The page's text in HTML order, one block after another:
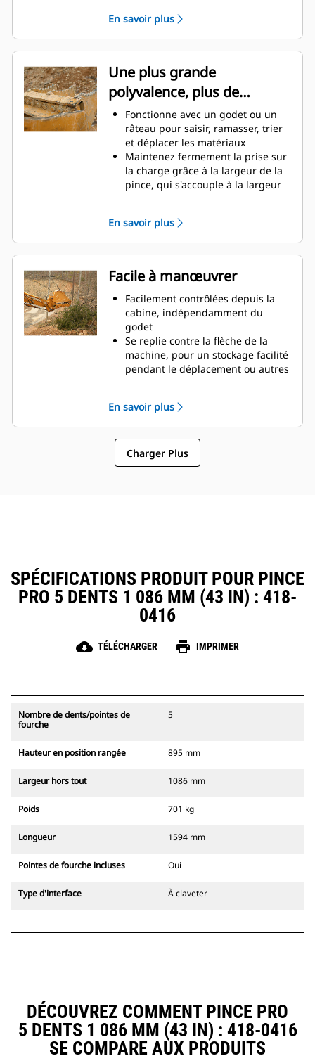
Réalisez des travaux au-dessous
du niveau du sol ou des travaux
verticaux en toute facilité.
Augmentez la productivité de
votre machine, de l'excavation à la
manutention de matériaux
En savoir plus
Une plus grande
polyvalence, plus de
productivité
Fonctionne avec un godet ou un
râteau pour saisir, ramasser, trier
et déplacer les matériaux
Maintenez fermement la prise sur
la charge grâce à la largeur de la
pince, qui s'accouple à la largeur
pince et le godet ou râteau grâce à
la courbure unique et la denture
de la pince
Obtenez les pinces les plus
appropriées à vos applications.
Avec quatre configurations de
dents, sélectionnez la meilleure
option, pour une préhension
complète ou le repli de la flèche
lors du transport.
La gestion de plusieurs
d'attache. Il est recommandé de
sélectionner des modèles de
pinces compatibles avec les
attaches à accouplement par axes
Cat, ce qui permet un partage des
En savoir plus
Facile à manœuvrer
Facilement contrôlées depuis la
cabine, indépendamment du
godet
Se replie contre la flèche de la
machine, pour un stockage facilité
pendant le déplacement ou autres
maintenance et du
fonctionnement général font des
pinces un accessoire plus simple
et au coût d'exploitation plus
abordable que les grappins
En savoir plus
Charger Plus
SPÉCIFICATIONS PRODUIT POUR PINCE
PRO 5 DENTS 1 086 MM (43 IN) : 418-
0416
cloud_download TÉLÉCHARGER print IMPRIMER
Nombre de dents/pointes de
fourche
5
Hauteur en position rangée 895 mm
Largeur hors tout 1086 mm
Poids 701 kg
Longueur 1594 mm
Pointes de fourche incluses Oui
Type d'interface À claveter
DÉCOUVREZ COMMENT PINCE PRO
5 DENTS 1 086 MM (43 IN) : 418-0416
SE COMPARE AUX PRODUITS